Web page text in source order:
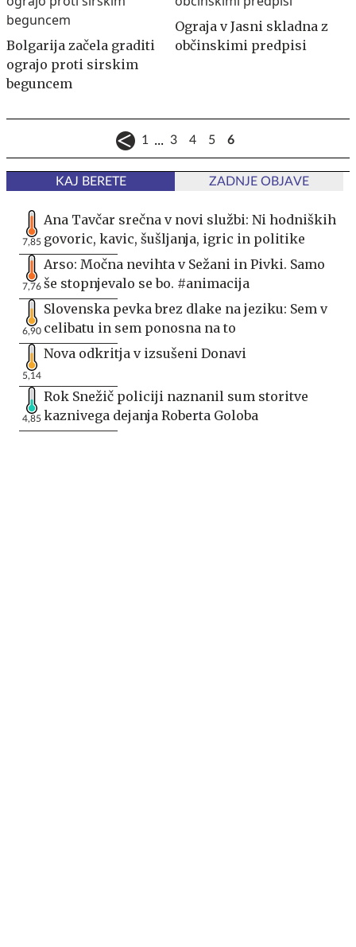
Bolgarija začela graditi
ograjo proti sirskim
beguncem
Ograja v Jasni skladna z
občinskimi predpisi
1 ... 3 4 5 6
KAJ BERETE ZADNJE OBJAVE
7,85
Ana Tavčar srečna v novi službi: Ni hodniških
govoric, kavic, šušljanja, igric in politike
7,76
Arso: Močna nevihta v Sežani in Pivki. Samo
še stopnjevalo se bo. #animacija
6,90
Slovenska pevka brez dlake na jeziku: Sem v
celibatu in sem ponosna na to
5,14
Nova odkritja v izsušeni Donavi
4,85
Rok Snežič policiji naznanil sum storitve
kaznivega dejanja Roberta Goloba